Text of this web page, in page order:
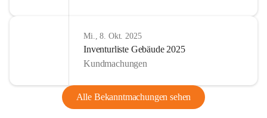
Mi., 8. Okt. 2025
Inventurliste Gebäude 2025
Kundmachungen
Alle Bekanntmachungen sehen